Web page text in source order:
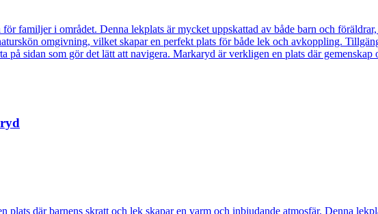
familjer i området. Denna lekplats är mycket uppskattad av både barn och
omgivning, vilket skapar en perfekt plats för både lek och avkoppling.
på sidan som gör det lätt att navigera. Markaryd är verkligen en plats där
plats där barnens skratt och lek skapar en varm och inbjudande atmosfär. Denna